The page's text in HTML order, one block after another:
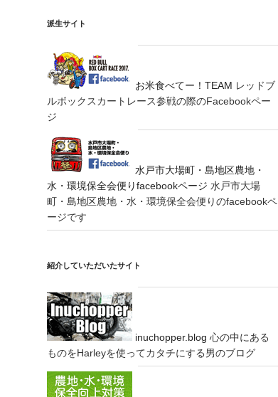
派生サイト
お米食べてー！TEAM レッドブ
ルボックスカートレース参戦の際のFacebookペー
ジ
水戸市大場町・島地区農地・
水・環境保全会便りfacebookページ 水戸市大場
町・島地区農地・水・環境保全会便りのfacebookペ
ージです
紹介していただいたサイト
inuchopper.blog 心の中にある
ものをHarleyを使ってカタチにする男のブログ